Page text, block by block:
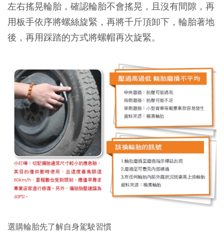
左右搖晃輪胎，確認輪胎不會搖晃，且沒有間隙，再
用板手依序將螺絲旋緊，再將千斤頂卸下，輪胎著地
後，再用踩踏的方式將螺帽再次旋緊。
選購輪胎先了解自身駕駛習慣